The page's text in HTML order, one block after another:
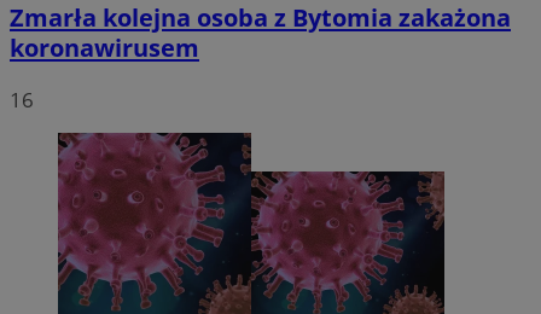
Zmarła kolejna osoba z Bytomia zakażona
koronawirusem
16